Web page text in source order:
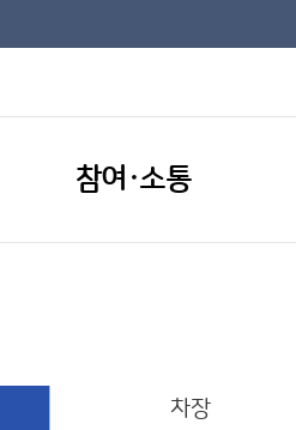
참여·소통
차장